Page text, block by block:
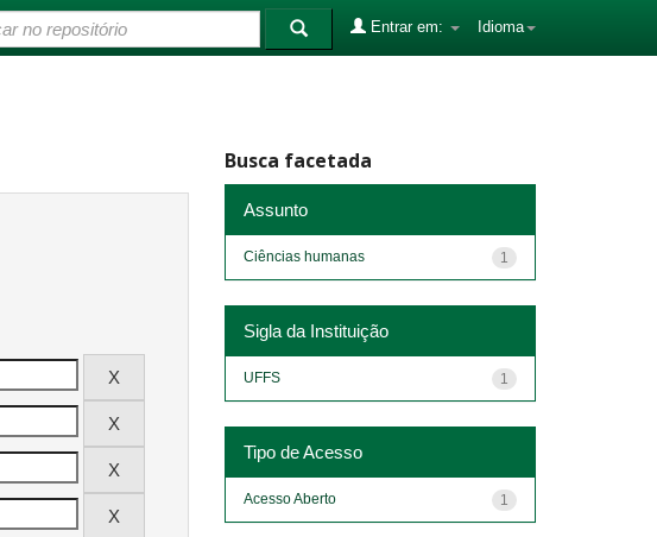
Idioma
Entrar em:
Busca facetada
Assunto
1
Ciências humanas
Sigla da Instituição
1
UFFS
Tipo de Acesso
1
Acesso Aberto